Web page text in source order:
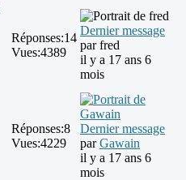
Réponses:14
Vues:4389
Dernier message
parfred
il y a 17 ans 6
mois
Réponses:8
Vues:4229
Dernier message
parGawain
il y a 17 ans 6
mois